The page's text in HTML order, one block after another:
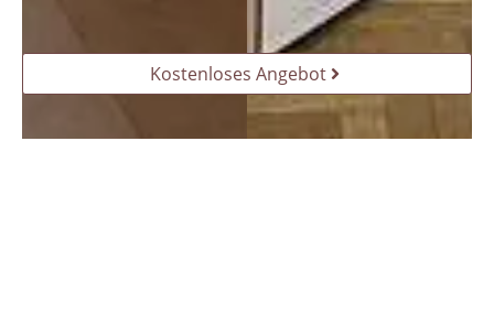
Kostenloses Angebot